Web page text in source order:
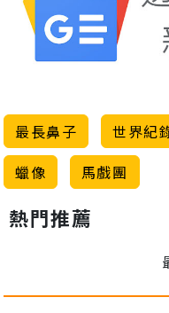
最長鼻子 世界紀
蠟像
馬戲團
熱門推薦